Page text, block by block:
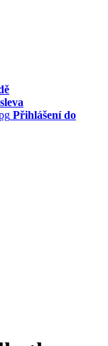
Přihlášení do